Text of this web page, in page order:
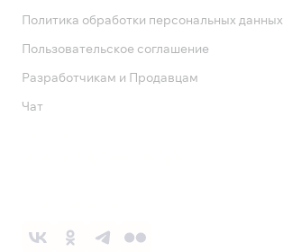
Политика обработки персональных данных
Пользовательское соглашение
Разработчикам и Продавцам
Чат